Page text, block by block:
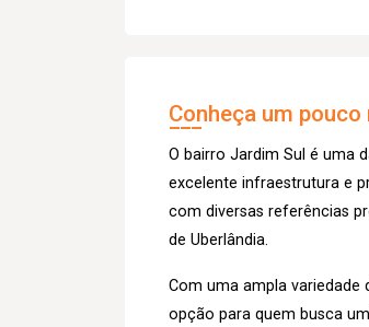
Conheça um
O bairro Jardim Sul é uma
excelente infraestrutura e
com diversas referências
de Uberlândia.
Com uma ampla variedade
opção para quem busca